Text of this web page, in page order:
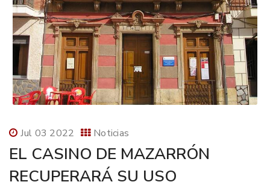
Jul 03 2022 Noticias
EL CASINO DE MAZARRÓN
RECUPERARÁ SU USO